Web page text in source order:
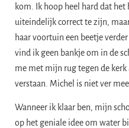
kom. Ik hoop heel hard dat
uiteindelijk correct te zijn,
haar voortuin een beetje
vind ik geen bankje om in de
me met mijn rug tegen de kerk
verstaan. Michel is niet ver
Wanneer ik klaar ben, mijn
op het geniale idee om water